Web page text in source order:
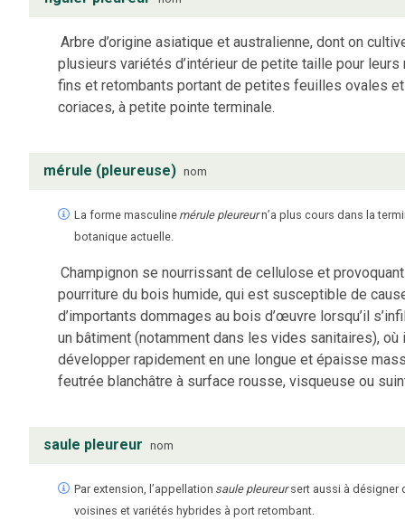
Arbre d’origine asiatique et australienne, dont on
plusieurs variétés d’intérieur de petite taille pour leurs
fins et retombants portant de petites feuilles ovales et
coriaces, à petite pointe terminale.
mérule (pleureuse) nom
La forme masculine mérule pleureurn’a plus cours dans la
botanique actuelle.
Champignon se nourrissant de cellulose et
pourriture du bois humide, qui est susceptible de
d’importants dommages au bois d’œuvre lorsqu’il
un bâtiment (notamment dans les vides sanitaires), où
développer rapidement en une longue et épaisse
feutrée blanchâtre à surface rousse, visqueuse ou
saule pleureur nom
Par extension, l’appellation saule pleureur sert aussi à désigner
voisines et variétés hybrides à port retombant.